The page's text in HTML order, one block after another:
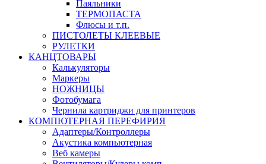
Паяльники
ТЕРМОПАСТА
Флюсы и т.п.
ПИСТОЛЕТЫ КЛЕЕВЫЕ
РУЛЕТКИ
КАНЦТОВАРЫ
Калькуляторы
Маркеры
НОЖНИЦЫ
Фотобумага
Чернила картриджи для принтеров
КОМПЮТЕРНАЯ ПЕРЕФИРИЯ
Адаптеры/Контроллеры
Акустика компьютерная
Веб камеры